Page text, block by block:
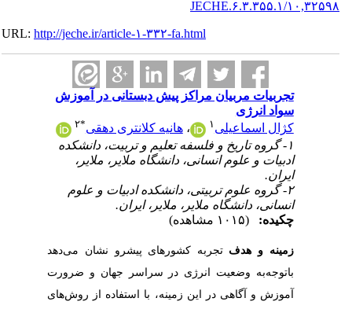
۱۰,۳۲۵۹۸/JECHE.۶.۳.۳۵۵.۱
URL:http://jeche.ir/article-۱-۳۳۲-fa.html
تجربیات مربیان مراکز پیش دبستانی در آموزش
سواد انرژی
کژال اسماعیلی
،هانیه کلانتری دهقی ۲
۱- گروه تاریخ و فلسفه تعلیم و تربیت، دانشکده
ادبیات و علوم انسانی، دانشگاه ملایر، ملایر،
ایران.
۲- گروه علوم تربیتی، دانشکده ادبیات و علوم
انسانی، دانشگاه ملایر، ملایر، ایران.
چکیده:
زمینه‭ ‬و‭ ‬هدف
‭ ‬تجربه‌‭ ‬کشورهای‭ ‬پیشرو‭ ‬نشان‭ ‬می‌دهد‭
‬آموزش‭ ‬و‭ ‬آگاهی‭ ‬در‭ ‬این‭ ‬زمینه،‌‌‭ ‬با‭ ‬استفاده‭ ‬از‭ ‬روش‌های‭